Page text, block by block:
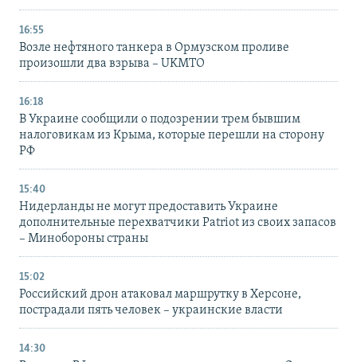
16:55
Возле нефтяного танкера в Ормузском проливе
произошли два взрыва – UKMTO
16:18
В Украине сообщили о подозрении трем бывшим
налоговикам из Крыма, которые перешли на сторону
РФ
15:40
Нидерланды не могут предоставить Украине
дополнительные перехватчики Patriot из своих запасов
– Минобороны страны
15:02
Российский дрон атаковал маршрутку в Херсоне,
пострадали пять человек – украинские власти
14:30